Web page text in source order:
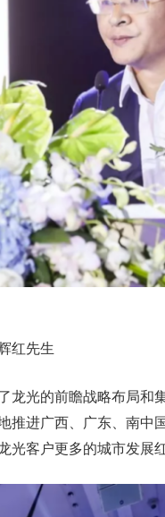
红先生
龙光的前瞻战略布局和
推进广西、广东、南中
光客户更多的城市发展红